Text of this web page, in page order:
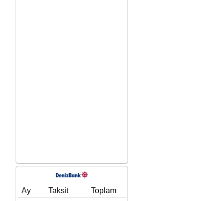
Ay Taksit
Toplam